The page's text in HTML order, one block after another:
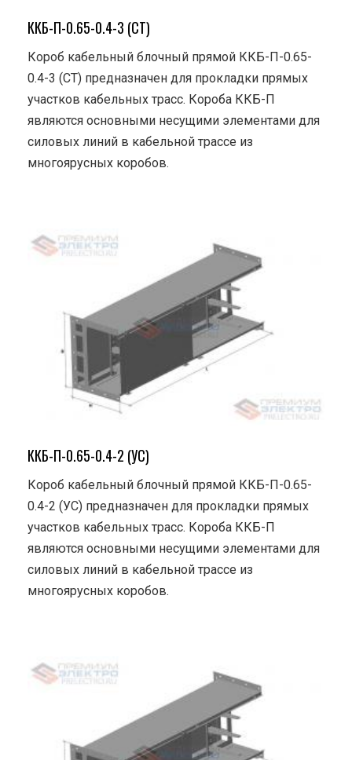
ККБ-П-0.65-0.4-3 (СТ)
Короб кабельный блочный прямой ККБ-П-0.65-
0.4-3 (СТ) предназначен для прокладки прямых
участков кабельных трасс. Короба ККБ-П
являются основными несущими элементами для
силовых линий в кабельной трассе из
многоярусных коробов.
ККБ-П-0.65-0.4-2 (УС)
Короб кабельный блочный прямой ККБ-П-0.65-
0.4-2 (УС) предназначен для прокладки прямых
участков кабельных трасс. Короба ККБ-П
являются основными несущими элементами для
силовых линий в кабельной трассе из
многоярусных коробов.